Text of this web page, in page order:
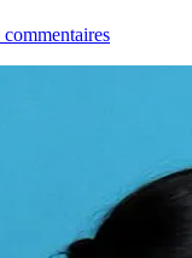
commentaires